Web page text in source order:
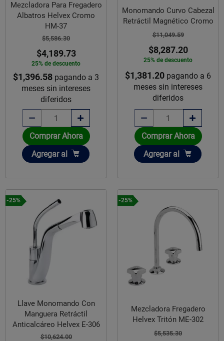
Mezcladora Para Fregadero
Albatros Helvex Cromo
HM-37
$5,586.30
$4,189.73
25% de descuento
$1,396.58 pagando a 3
meses sin intereses
diferidos
Comprar Ahora
Añadir
Agregar al
Monomando Curvo Cabezal
Retráctil Magnético Cromo
$11,049.59
$8,287.20
25% de descuento
$1,381.20 pagando a 6
meses sin intereses
diferidos
Comprar Ahora
Añadir
Agregar al
-25%
Llave Monomando Con
Manguera Retráctil
Anticalcáreo Helvex E-306
$10,624.00
-25%
Mezcladora Fregadero
Helvex Tritón ME-302
$5,535.30